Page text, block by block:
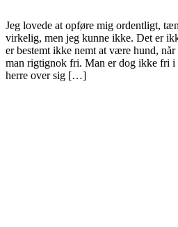
Jeg lovede at opføre mig ordentligt,
virkelig, men jeg kunne ikke. Det er
er bestemt ikke nemt at være hund, når
man rigtignok fri. Man er dog ikke fri i
herre over sig […]